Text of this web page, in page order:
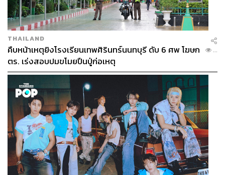
THAILAND
คืบหน้าเหตุยิงโรงเรียนเทพศิรินทร์นนทบุรี ดับ 6 ศพ โฆษก
ตร. เร่งสอบปมขโมยปืนปู่ก่อเหตุ
...